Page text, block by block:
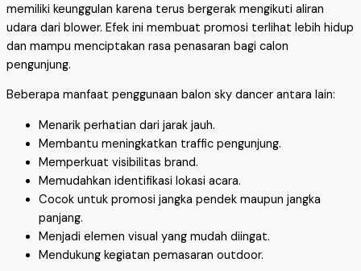
memiliki keunggulan karena terus bergerak mengikuti aliran
udara dari blower. Efek ini membuat promosi terlihat lebih hidup
dan mampu menciptakan rasa penasaran bagi calon
pengunjung.
Beberapa manfaat penggunaan balon sky dancer antara lain:
Menarik perhatian dari jarak jauh.
Membantu meningkatkan traffic pengunjung.
Memperkuat visibilitas brand.
Memudahkan identifikasi lokasi acara.
Cocok untuk promosi jangka pendek maupun jangka
panjang.
Menjadi elemen visual yang mudah diingat.
Mendukung kegiatan pemasaran outdoor.